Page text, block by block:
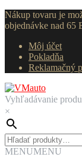
Nákup tovaru je
objednávke nad 65
Môj účet
Pokladňa
Reklamačný
Preskočiť
na
navigáciu
Preskočiť
na
obsah
Vyhľadávanie
×
Hľadať:
MENUMENU